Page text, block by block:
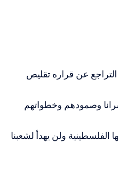
عن قراره تقليص
وصمودهم وخطواتهم
ولن يهدأ لشعبنا